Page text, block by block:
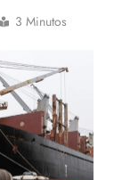
3 Minutos